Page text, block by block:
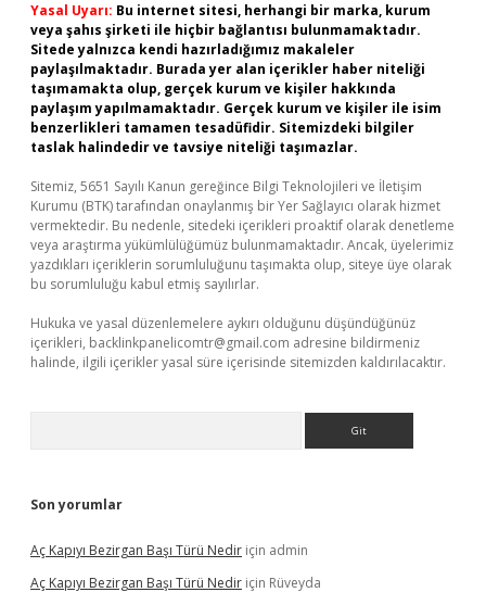
Yasal Uyarı: Bu internet sitesi, herhangi bir marka, kurum
veya şahıs şirketi ile hiçbir bağlantısı bulunmamaktadır.
Sitede yalnızca kendi hazırladığımız makaleler
paylaşılmaktadır. Burada yer alan içerikler haber niteliği
taşımamakta olup, gerçek kurum ve kişiler hakkında
paylaşım yapılmamaktadır. Gerçek kurum ve kişiler ile isim
benzerlikleri tamamen tesadüfidir. Sitemizdeki bilgiler
taslak halindedir ve tavsiye niteliği taşımazlar.
Sitemiz, 5651 Sayılı Kanun gereğince Bilgi Teknolojileri ve İletişim
Kurumu (BTK) tarafından onaylanmış bir Yer Sağlayıcı olarak hizmet
vermektedir. Bu nedenle, sitedeki içerikleri proaktif olarak denetleme
veya araştırma yükümlülüğümüz bulunmamaktadır. Ancak, üyelerimiz
yazdıkları içeriklerin sorumluluğunu taşımakta olup, siteye üye olarak
bu sorumluluğu kabul etmiş sayılırlar.
Hukuka ve yasal düzenlemelere aykırı olduğunu düşündüğünüz
içerikleri, backlinkpanelicomtr@gmail.com adresine bildirmeniz
halinde, ilgili içerikler yasal süre içerisinde sitemizden kaldırılacaktır.
Son yorumlar
Aç Kapıyı Bezirgan Başı Türü Nedir için admin
Aç Kapıyı Bezirgan Başı Türü Nedir için Rüveyda